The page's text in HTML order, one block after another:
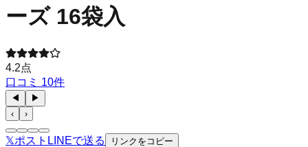
ーズ 16袋入
4.2点
口コミ 10件
◀
▶
‹
›
𝕏ポスト LINEで送る リンクをコピー